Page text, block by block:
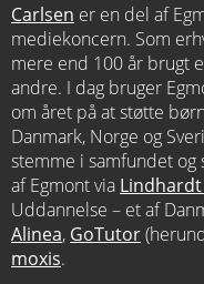
Carlsen er en del af
mediekoncern. Som
mere end 100 år brugt
andre. I dag bruger
om året på at støtte
Danmark, Norge og
stemme i samfundet og
af Egmont via
Uddannelse – et af
Alinea, GoTutor
moxis.